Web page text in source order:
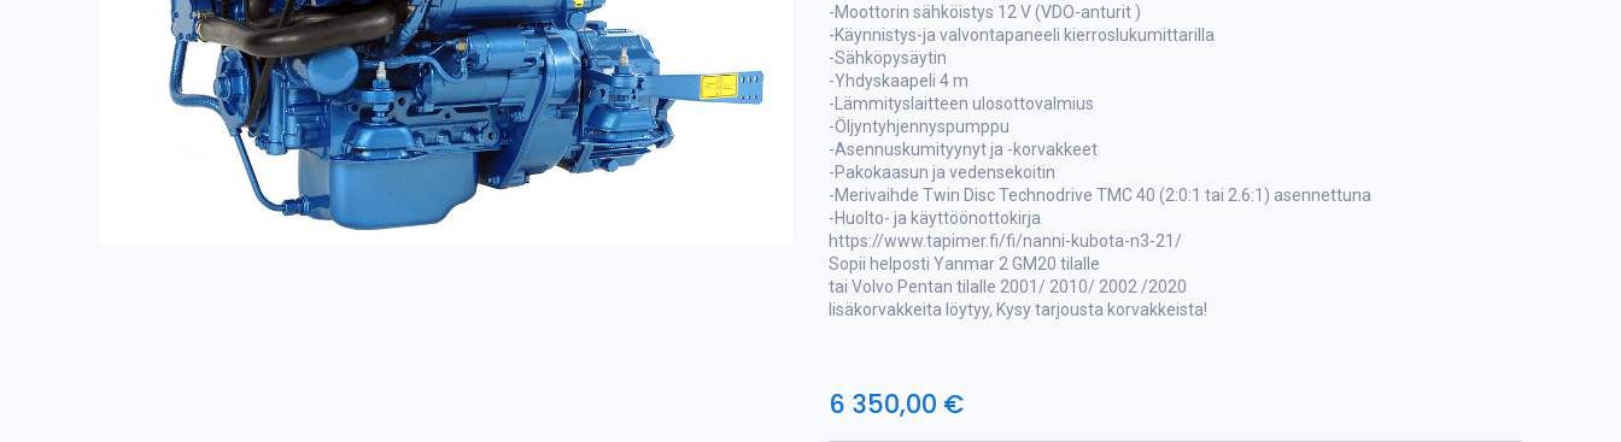
-Moottorin sähköistys 12 V (VDO-anturit )
-Käynnistys-ja valvontapaneeli kierroslukumittarilla
-Sähköpysäytin
-Yhdyskaapeli 4 m
-Lämmityslaitteen ulosottovalmius
-Öljyntyhjennyspumppu
-Asennuskumityynyt ja -korvakkeet
-Pakokaasun ja vedensekoitin
-Merivaihde Twin Disc Technodrive TMC 40 (2:0:1 tai 2.6:1) asennettuna
-Huolto- ja käyttöönottokirja
https://www.tapimer.fi/fi/nanni-kubota-n3-21/
Sopii helposti Yanmar 2 GM20 tilalle
tai Volvo Pentan tilalle 2001/ 2010/ 2002 /2020
lisäkorvakkeita löytyy, Kysy tarjousta korvakkeista!
6 350,00 €